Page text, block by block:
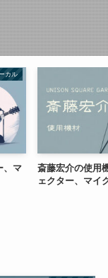
カル
、マ
斎藤宏介の使用
ェクター、マイ